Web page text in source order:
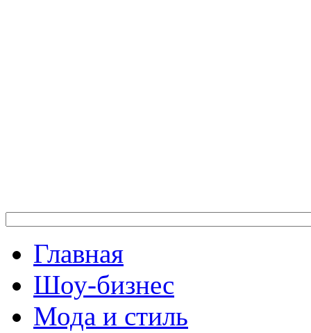
Главная
Шоу-бизнес
Мода и стиль